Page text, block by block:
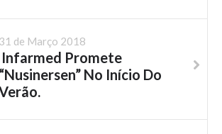
31 de Março 2018
Infarmed Promete
“Nusinersen” No Início Do